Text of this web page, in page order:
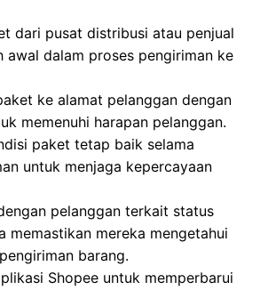
dari pusat distribusi atau penjual
awal dalam proses pengiriman ke
ke alamat pelanggan dengan
memenuhi harapan pelanggan.
paket tetap baik selama
untuk menjaga kepercayaan
pelanggan terkait status
memastikan mereka mengetahui
barang.
Shopee untuk memperbarui